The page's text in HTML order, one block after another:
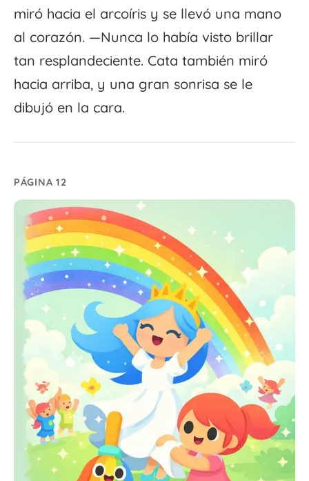
miró hacia el arcoíris y se llevó una mano
al corazón. —Nunca lo había visto brillar
tan resplandeciente. Cata también miró
hacia arriba, y una gran sonrisa se le
dibujó en la cara.
PÁGINA 12